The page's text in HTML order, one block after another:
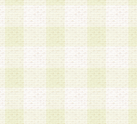
を行うものとします。
会員登録希望者本人が行う
ないものとします。
本規約に同意の後、当社指
が指定する必要事項を入
当社は、会員登録を承認し